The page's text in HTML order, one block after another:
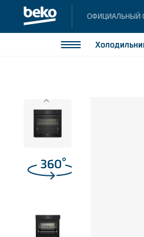
ОФИЦИАЛЬНЫЙ
Посудомоечные машины
Встраиваемая техника
Климатическая техника